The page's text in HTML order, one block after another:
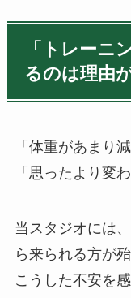
「トレーニ
るのは理由
「体重があまり
「思ったより変
当スタジオには
ら来られる方が
こうした不安を